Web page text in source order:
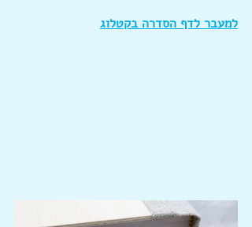
למעבר לדף הסדרה בקטלוג